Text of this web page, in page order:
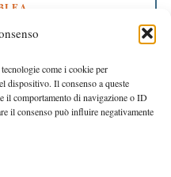
come i cookie per
dispositivo. Il consenso a queste
il comportamento di navigazione o ID
il consenso può influire negativamente
e 2 milioni
riconoscibili
insieme